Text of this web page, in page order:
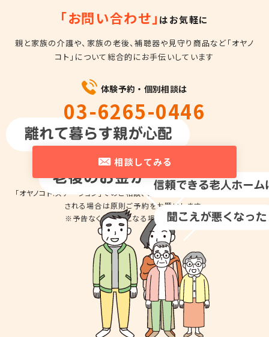
「お問い合わせ」 はお気軽に
親と家族の介護や、家族の老後、補聴器や見守り商品など「オヤノ
コト」について総合的にお手伝いしています
体験予約・個別相談は
03-6265-0446
平日10時～18時
相談してみる
「オヤノコト.ステーション」でのご相談、商品のお試しのため来店を希望
される場合は原則ご予約をお願いします。
※予告なくお休みとなる場合があります。